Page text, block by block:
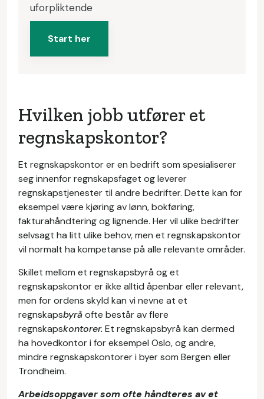
uforpliktende
Start her
Hvilken jobb utfører et
regnskapskontor?
Et regnskapskontor er en bedrift som spesialiserer
seg innenfor regnskapsfaget og leverer
regnskapstjenester til andre bedrifter. Dette kan for
eksempel være kjøring av lønn, bokføring,
fakturahåndtering og lignende. Her vil ulike bedrifter
selvsagt ha litt ulike behov, men et regnskapskontor
vil normalt ha kompetanse på alle relevante områder.
Skillet mellom et regnskapsbyrå og et
regnskapskontor er ikke alltid åpenbar eller relevant,
men for ordens skyld kan vi nevne at et
regnskapsbyråofte består av flere
regnskapskontorer. Et regnskapsbyrå kan dermed
ha hovedkontor i for eksempel Oslo, og andre,
mindre regnskapskontorer i byer som Bergen eller
Trondheim.
Arbeidsoppgaver som ofte håndteres av et